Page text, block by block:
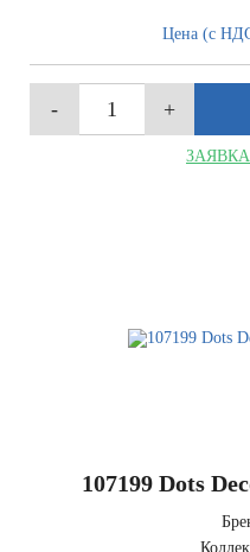
Цена (с
107199 Dots